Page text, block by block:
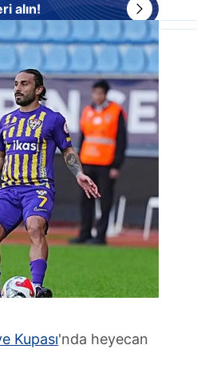
alın!
Kupası'nda heyecan